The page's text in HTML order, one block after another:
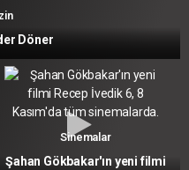
Döner
Sinemalar
Şahan Gökbakar'ın yeni filmi